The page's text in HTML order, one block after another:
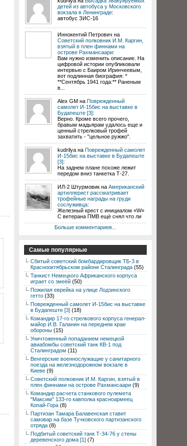
детей из автобуса у Московского
вокзала в Ленинграде:
автобус ЗИС-16
Иннокентий Петрович на
Советский полковник И.М. Каргин,
взятый в плен финнами на
острове Рахмансаари:
Вам нужно изменить описание. На
цифровой истории опубликовали
интервью с Баиром Иринчеевым,
вот подлинная биография: *
**Сентябрь 1941 года:** Раненым
в...
Alex GM на Поврежденный
самолет И-15бис на выставке в
Будапеште [3]:
Верно. Кроме всего прочего,
бравым мадьярам удалось еще и
ценный стрелковый трофей
захватить - "цельное ружжо".
kudrilya на Поврежденный самолет
И-15бис на выставке в Будапеште
[3]:
На заднем плане похоже лежит
передом вниз танкетка Т-27.
ИЛ-2 Штурмовик на Американский
артиллерист рассматривает
трофейные награды на груди
сослуживца:
Железный крест с инициалом «W»
С ветерана ПМВ ещё снял что ли
Больше комментариев...
Самые популярные
Сбитый советский бомбардировщик ТБ-3 в
Краснооктябрьском районе Сталинграда (55)
Танкист Немецкого Африканского корпуса
играет со змеёй (50)
Пожилая еврейка на улице Лодзинского
гетто (33)
Поврежденный самолет И-15бис на выставке
в Будапеште [3] (18)
Командир 17-го стрелкового корпуса генерал-
майор И.В. Галанин на переднем крае
обороны (15)
Уничтоженный попаданием немецкой
авиабомбы советский танк КВ-1 под
Сталинградом (11)
Венгерские военнослужащие у санитарного
поезда на железнодорожном вокзале в
Киеве (9)
Советский полковник И.М. Каргин, взятый в
плен финнами на острове Рахмансаари (9)
Командир расчета станкового пулемета
"Максим" 133-го кавполка красноармеец
Копай-Гора (8)
Партизан Тамара Балавенская ставит
самовар на базе Тучковского партизанского
отряда (8)
Подбитый советский танк Т-34-76 у стены
деревенского дома [1] (7)